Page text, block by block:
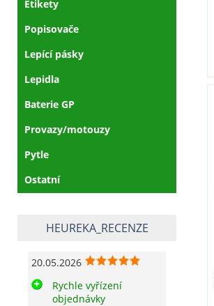
Etikety
Popisovače
Lepící pásky
Lepidla
Baterie GP
Provazy/motouzy
Pytle
Ostatní
HEUREKA_RECENZE
20.05.2026
Rychle vyřízení
objednávky